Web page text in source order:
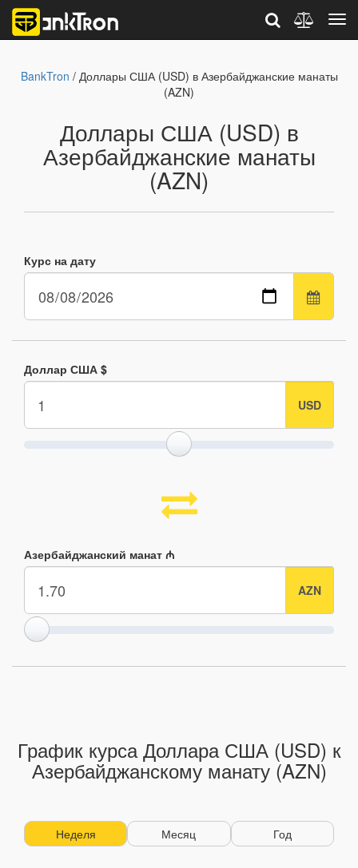
BankTron / Доллары США (USD) в Азербайджанские манаты
(AZN)
Доллары США (USD) в
Азербайджанские манаты
(AZN)
Курс на дату
Доллар США $
Азербайджанский манат ₼
График курса Доллара США (USD) к
Азербайджанскому манату (AZN)
Неделя Месяц Год